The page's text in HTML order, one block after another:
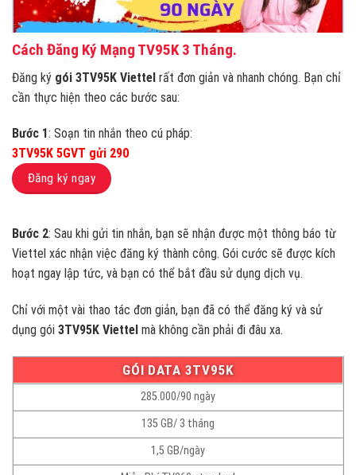
Cách Đăng Ký Mạng TV95K 3 Tháng.
Đăng ký gói 3TV95K Viettel rất đơn giản và nhanh chóng. Bạn chỉ
cần thực hiện theo các bước sau:
Bước 1: Soạn tin nhắn theo cú pháp:
3TV95K 5GVT gửi 290
Đăng ký ngay
Bước 2: Sau khi gửi tin nhắn, bạn sẽ nhận được một thông báo từ
Viettel xác nhận việc đăng ký thành công. Gói cước sẽ được kích
hoạt ngay lập tức, và bạn có thể bắt đầu sử dụng dịch vụ.
Chỉ với một vài thao tác đơn giản, bạn đã có thể đăng ký và sử
dụng gói 3TV95K Viettel mà không cần phải đi đâu xa.
GÓI DATA 3TV95K
285.000/90 ngày
135 GB/ 3 tháng
1,5 GB/ngày